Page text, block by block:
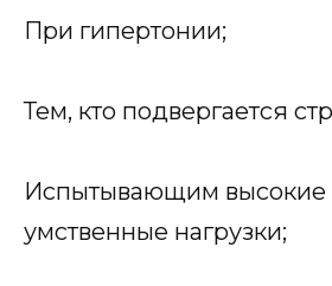
При гипертонии;
Тем, кто подвергается
Испытывающим высокие
умственные нагрузки;